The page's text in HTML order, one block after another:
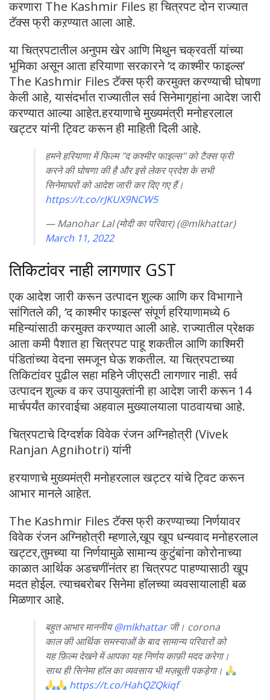
करणारा The Kashmir Files हा चित्रपट दोन राज्यात
टॅक्स फ्री कऱण्यात आला आहे.
या चित्रपटातील अनुपम खेर आणि मिथुन चक्रवर्ती यांच्या
भूमिका असून आता हरियाणा सरकारने ‘द काश्मीर फाइल्स’
The Kashmir Files टॅक्स फ्री करमुक्त करण्याची घोषणा
केली आहे, यासंदर्भात राज्यातील सर्व सिनेमागृहांना आदेश जारी
करण्यात आल्या आहेत.हरयाणाचे मुख्यमंत्री मनोहरलाल
खट्टर यांनी ट्विट करून ही माहिती दिली आहे.
हमने हरियाणा में फिल्म "द कश्मीर फाइल्स" को टैक्स फ्री
करने की घोषणा की है और इसे लेकर प्रदेश के सभी
सिनेमाघरों को आदेश जारी कर दिए गए हैं।
https://t.co/rJKUX9NCW5
— Manohar Lal (मोदी का परिवार) (@mlkhattar)
March 11, 2022
तिकिटांवर नाही लागणार GST
एक आदेश जारी करून उत्पादन शुल्क आणि कर विभागाने
सांगितले की, ‘द काश्मीर फाइल्स’ संपूर्ण हरियाणामध्ये 6
महिन्यांसाठी करमुक्त करण्यात आली आहे. राज्यातील प्रेक्षक
आता कमी पैशात हा चित्रपट पाहू शकतील आणि काश्मिरी
पंडितांच्या वेदना समजून घेऊ शकतील. या चित्रपटाच्या
तिकिटांवर पुढील सहा महिने जीएसटी लागणार नाही. सर्व
उत्पादन शुल्क व कर उपायुक्तांनी हा आदेश जारी करून 14
मार्चपर्यंत कारवाईचा अहवाल मुख्यालयाला पाठवायचा आहे.
चित्रपटाचे दिग्दर्शक विवेक रंजन अग्निहोत्री (Vivek
Ranjan Agnihotri) यांनी
हरयाणाचे मुख्यमंत्री मनोहरलाल खट्टर यांचे ट्विट करून
आभार मानले आहेत.
The Kashmir Files टॅक्स फ्री करण्याच्या निर्णयावर
विवेक रंजन अग्निहोत्री म्हणाले,खूप खूप धन्यवाद मनोहरलाल
खट्टर,तुमच्या या निर्णयामुळे सामान्य कुटुंबांना कोरोनाच्या
काळात आर्थिक अडचणींनंतर हा चित्रपट पाहण्यासाठी खूप
मदत होईल. त्याचबरोबर सिनेमा हॉलच्या व्यवसायालाही बळ
मिळणार आहे.
बहुत आभार माननीय@mlkhattarजी। corona
काल की आर्थिक समस्याओं के बाद सामान्य परिवारों को
यह फ़िल्म देखने में आपका यह निर्णय काफ़ी मदद करेगा।
साथ ही सिनेमा हॉल का व्यवसाय भी मज़बूती पकड़ेगा।
https://t.co/HahQZQkiqf